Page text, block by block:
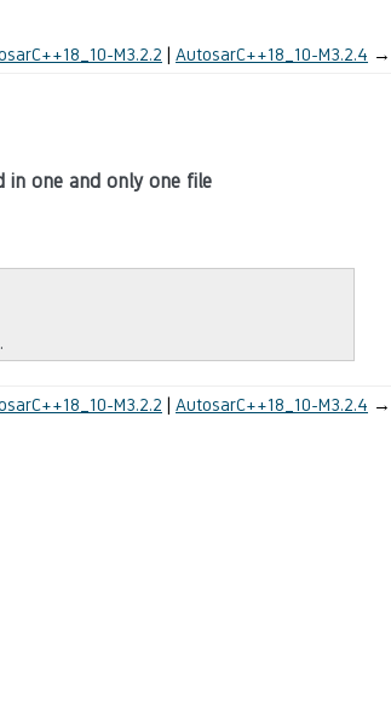
M3.2.2 AutosarC++18_10-M3.2.4 →
one and only one file
M3.2.2 AutosarC++18_10-M3.2.4 →